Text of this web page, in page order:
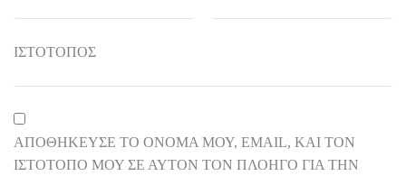
ΙΣΤΌΤΟΠΟΣ
ΑΠΟΘΉΚΕΥΣΕ ΤΟ ΌΝΟΜΆ ΜΟΥ, EMAIL, ΚΑΙ ΤΟΝ
ΙΣΤΌΤΟΠΟ ΜΟΥ ΣΕ ΑΥΤΌΝ ΤΟΝ ΠΛΟΗΓΌ ΓΙΑ ΤΗΝ